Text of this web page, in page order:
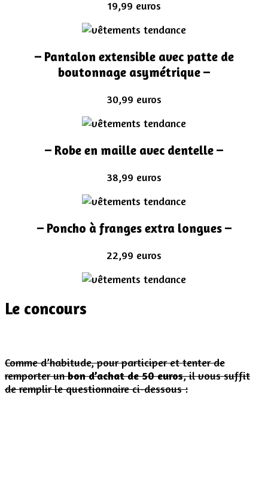
19,99 euros
– Pantalon extensible avec patte de
boutonnage asymétrique –
30,99 euros
– Robe en maille avec dentelle –
38,99 euros
– Poncho à franges extra longues –
22,99 euros
Le concours
Comme d’habitude, pour participer et tenter de
remporter unbon d’achat de 50 euros, il vous suffit
de remplir le questionnaire ci-dessous :